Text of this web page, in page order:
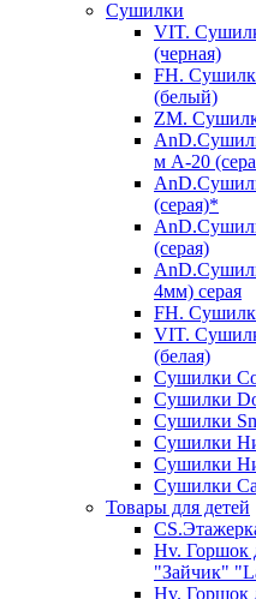
Сушилки
VIT.
(черная)
FH.
(белый)
ZM.
м А-20
(серая)*
(серая)
4мм) серая
FH.
VIT.
(белая)
Cушилки
Сушилки
Сушилки
Сушилки
Сушилки
Сушилки
Товары для детей
Hv. Горшок
"Зайчик"
Hv. Горшок